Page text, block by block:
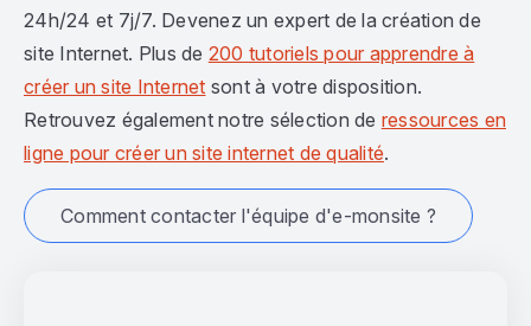
24h/24 et 7j/7. Devenez un expert de la création de
site Internet. Plus de 200 tutoriels pour apprendre à
créer un site Internet sont à votre disposition.
Retrouvez également notre sélection de ressources en
ligne pour créer un site internet de qualité.
Comment contacter l'équipe d'e-monsite ?